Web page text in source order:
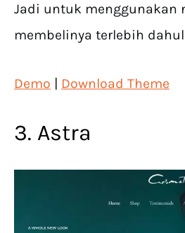
Jadi untuk menggunakan
membelinya terlebih
Demo | Download Theme
3. Astra